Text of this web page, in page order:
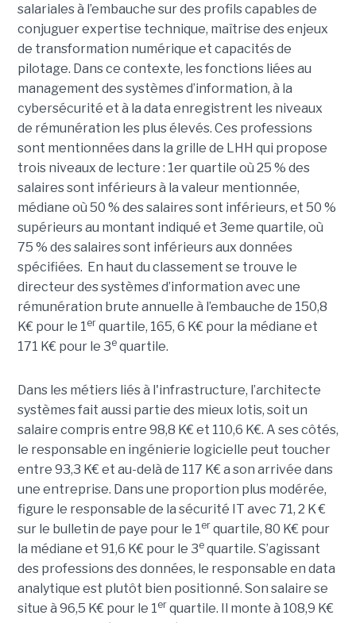
salariales à l’embauche sur des profils capables de
conjuguer expertise technique, maîtrise des enjeux
de transformation numérique et capacités de
pilotage. Dans ce contexte, les fonctions liées au
management des systèmes d’information, à la
cybersécurité et à la data enregistrent les niveaux
de rémunération les plus élevés. Ces professions
sont mentionnées dans la grille de LHH qui propose
trois niveaux de lecture : 1er quartile où 25 % des
salaires sont inférieurs à la valeur mentionnée,
médiane où 50 % des salaires sont inférieurs, et 50 %
supérieurs au montant indiqué et 3eme quartile, où
75 % des salaires sont inférieurs aux données
spécifiées. En haut du classement se trouve le
directeur des systèmes d’information avec une
rémunération brute annuelle à l’embauche de 150,8
K€ pour le 1er quartile, 165, 6 K€ pour la médiane et
171 K€ pour le 3equartile.
Dans les métiers liés à l'infrastructure, l’architecte
systèmes fait aussi partie des mieux lotis, soit un
salaire compris entre 98,8 K€ et 110,6 K€. A ses côtés,
le responsable en ingénierie logicielle peut toucher
entre 93,3 K€ et au-delà de 117 K€ a son arrivée dans
une entreprise. Dans une proportion plus modérée,
figure le responsable de la sécurité IT avec 71, 2 K €
sur le bulletin de paye pour le 1er quartile, 80 K€ pour
la médiane et 91,6 K€ pour le 3equartile. S’agissant
des professions des données, le responsable en data
analytique est plutôt bien positionné. Son salaire se
situe à 96,5 K€ pour le 1er quartile. Il monte à 108,9 K€